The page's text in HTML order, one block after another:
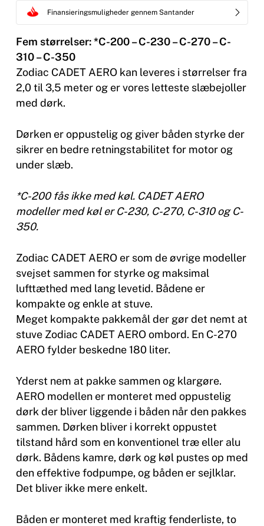
Finansieringsmuligheder gennem Santander
Fem størrelser: *C-200 – C-230 – C-270 – C-
310 – C-350
Zodiac CADET AERO kan leveres i størrelser fra
2,0 til 3,5 meter og er vores letteste slæbejoller
med dørk.
Dørken er oppustelig og giver båden styrke der
sikrer en bedre retningstabilitet for motor og
under slæb.
*C-200 fås ikke med køl. CADET AERO
modeller med køl er C-230, C-270, C-310 og C-
350.
Zodiac CADET AERO er som de øvrige modeller
svejset sammen for styrke og maksimal
lufttæthed med lang levetid. Bådene er
kompakte og enkle at stuve.
Meget kompakte pakkemål der gør det nemt at
stuve Zodiac CADET AERO ombord. En C-270
AERO fylder beskedne 180 liter.
Yderst nem at pakke sammen og klargøre.
AERO modellen er monteret med oppustelig
dørk der bliver liggende i båden når den pakkes
sammen. Dørken bliver i korrekt oppustet
tilstand hård som en konventionel træ eller alu
dørk. Bådens kamre, dørk og køl pustes op med
den effektive fodpumpe, og båden er sejlklar.
Det bliver ikke mere enkelt.
Båden er monteret med kraftig fenderliste, to